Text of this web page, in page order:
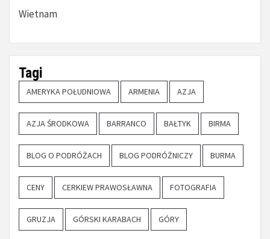
Wietnam
Tagi
AMERYKA POŁUDNIOWA ARMENIA AZJA
AZJA ŚRODKOWA BARRANCO BAŁTYK BIRMA
BLOG O PODRÓŻACH BLOG PODRÓŻNICZY BURMA
CENY CERKIEW PRAWOSŁAWNA FOTOGRAFIA
GRUZJA GÓRSKI KARABACH GÓRY